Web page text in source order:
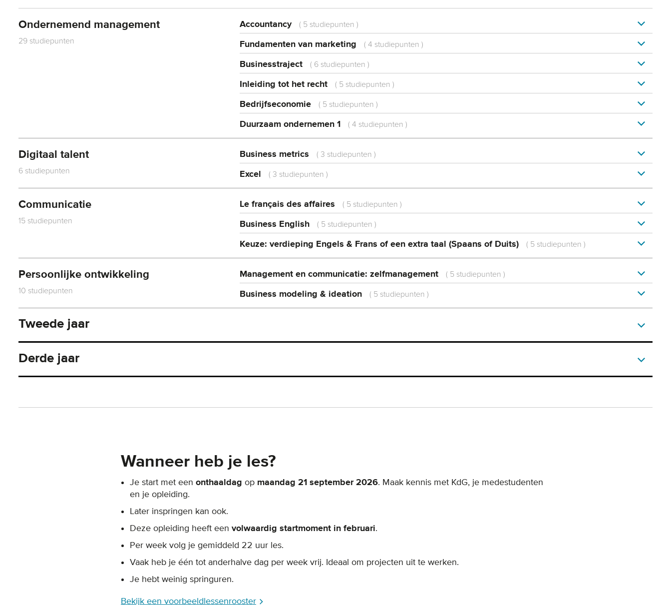
Ondernemend management
29 studiepunten
Accountancy ( 5 studiepunten )
Fundamenten van marketing ( 4 studiepunten )
Businesstraject ( 6 studiepunten )
Inleiding tot het recht ( 5 studiepunten )
Bedrijfseconomie ( 5 studiepunten )
Duurzaam ondernemen 1 ( 4 studiepunten )
Digitaal talent
6 studiepunten
Business metrics ( 3 studiepunten )
Excel ( 3 studiepunten )
Communicatie
15 studiepunten
Le français des affaires ( 5 studiepunten )
Business English ( 5 studiepunten )
Keuze: verdieping Engels & Frans of een extra taal (Spaans of Duits) ( 5 studiepunten )
Persoonlijke ontwikkeling
10 studiepunten
Management en communicatie: zelfmanagement ( 5 studiepunten )
Business modeling & ideation ( 5 studiepunten )
Tweede jaar
Derde jaar
Wanneer heb je les?
Je start met een onthaaldag op maandag 21 september 2026. Maak kennis met KdG, je medestudenten
en je opleiding.
Later inspringen kan ook.
Deze opleiding heeft een volwaardig startmoment in februari.
Per week volg je gemiddeld 22 uur les.
Vaak heb je één tot anderhalve dag per week vrij. Ideaal om projecten uit te werken.
Je hebt weinig springuren.
Bekijk een voorbeeldlessenrooster